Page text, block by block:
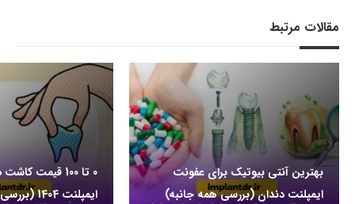
مقالات مرتبط
بهترین آنتی بیوتیک برای عفونت
ایمپلنت دندان (بررسی همه جانبه)
0 تا 100 قیمت
ایمپلنت 1404 (بررسی همه جانبه)